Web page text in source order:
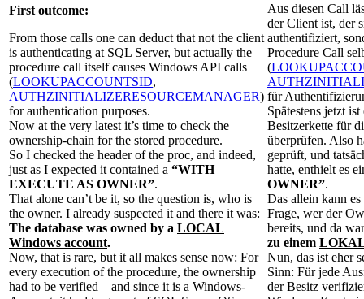
First outcome:
From those calls one can deduct that not the client
is authenticating at SQL Server, but actually the
procedure call itself causes Windows API calls
(LOOKUPACCOUNTSID,
AUTHZINITIALIZERESOURCEMANAGER)
for authentication purposes.
Now at the very latest it’s time to check the
ownership-chain for the stored procedure.
So I checked the header of the proc, and indeed,
just as I expected it contained a “WITH
EXECUTE AS OWNER”.
That alone can’t be it, so the question is, who is
the owner. I already suspected it and there it was:
The database was owned by a LOCAL
Windows account.
Now, that is rare, but it all makes sense now: For
every execution of the procedure, the ownership
had to be verified – and since it is a Windows-
Aus diesen Call
der Client ist, der
authentifiziert,
Procedure Call
(
für
Spätestens jetzt
Besitzerkette für
überprüfen. Also
geprüft, und
hatte, enthielt es
OWNER”.
Das allein kann
Frage, wer der
bereits, und da
zu einem
Nun, das ist eher
Sinn: Für jede
der Besitz